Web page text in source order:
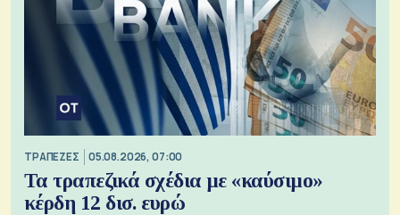
ΤΡΑΠΕΖΕΣ 05.08.2026, 07:00
Τα τραπεζικά σχέδια με «καύσιμο»
κέρδη 12 δισ. ευρώ